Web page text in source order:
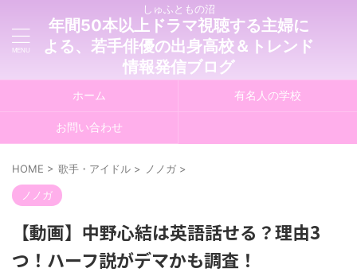
しゅふともの沼
年間50本以上ドラマ視聴する主婦に
よる、若手俳優の出身高校＆トレンド
情報発信ブログ
ホーム 有名人の学校
お問い合わせ
HOME > 歌手・アイドル > ノノガ >
ノノガ
【動画】中野心結は英語話せる？理由3
つ！ハーフ説がデマかも調査！